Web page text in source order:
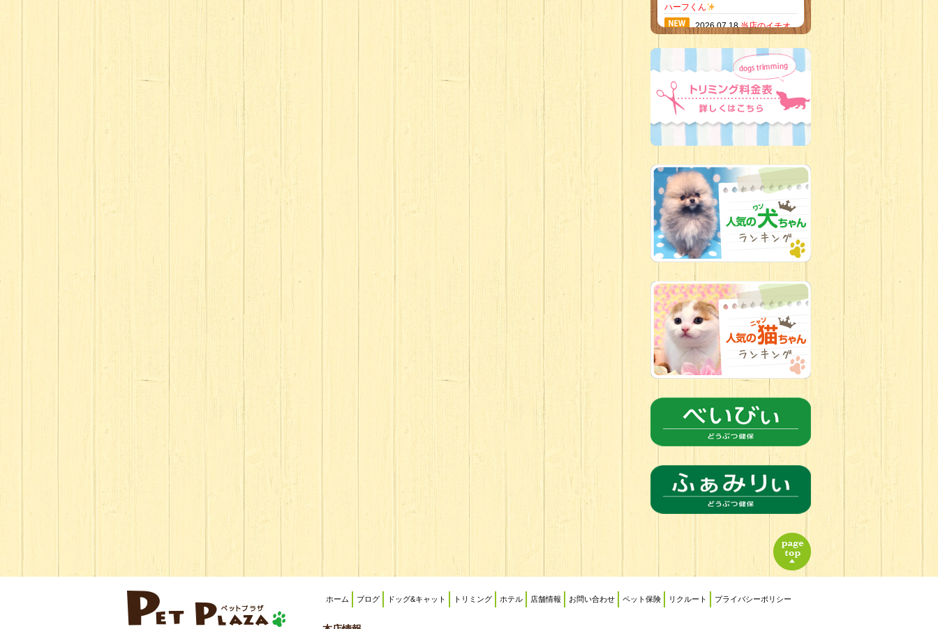
ハーフくん
2026.07.18当店のイチオ
ミニチュア
ピンシャーのご紹介
2026.07.12♡ rare color
baby’s ♡
2026.07.06 新入生紹介
2026.07.03ちびっこワン
コ
2026.07.01
ダラダラな猫
スタッフ
2026.06.27新入生
2026.06.24
2026.06.21
転入生のご紹
介(*ﾉωﾉ)
2026.06.18
チョコカラー
にキュン
チワワの女の子
ホーム ブログ ドッグ&キャット トリミング ホテル 店舗情報 お問い合わせ ペット保険 リクルート プライバシーポリシー